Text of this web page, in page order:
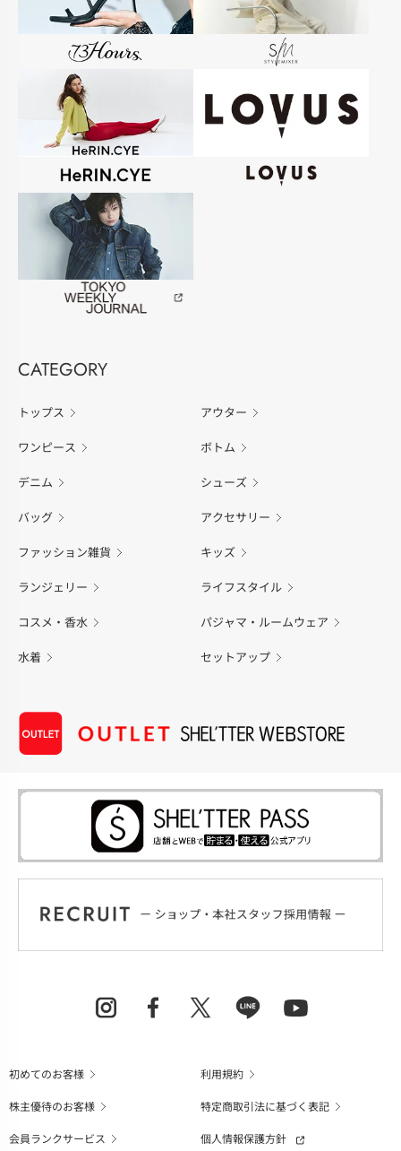
CATEGORY
トップス アウター
ワンピース ボトム
デニム シューズ
バッグ アクセサリー
ファッション雑貨 キッズ
ランジェリー ライフスタイル
コスメ・香水 パジャマ・ルームウェア
水着 セットアップ
初めてのお客様
利用規約
株主優待のお客様
特定商取引法に基づく表記
会員ランクサービス
個人情報保護方針